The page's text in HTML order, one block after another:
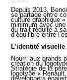
Depuis 2013,
se partage entre
culture graphique
minimum avec
du trait réduite à
d’équilibre entre
L’identité
Nourri aux grands
création du
Stratégie de la
logotype «
développera